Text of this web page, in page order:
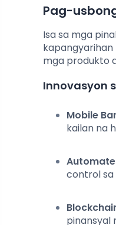
Pag-
Isa sa mga
mga produkto
Innovasyon
Mobile
kailan na
control sa
pinansyal